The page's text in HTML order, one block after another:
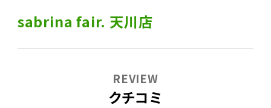
sabrina fair. 天川店
クチコミ
REVIEW